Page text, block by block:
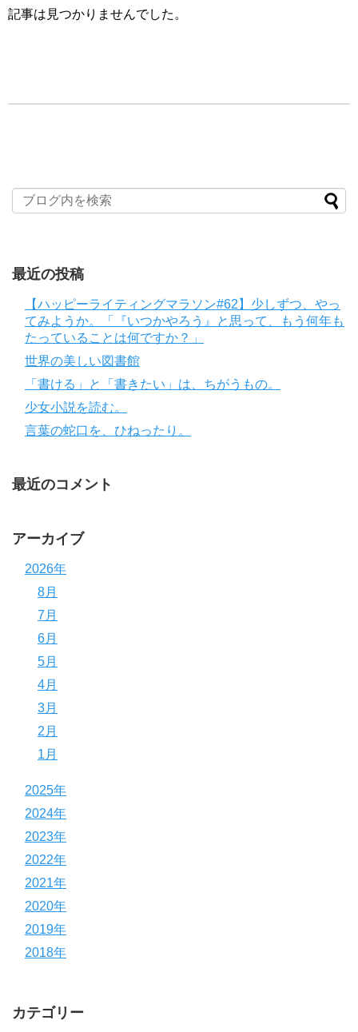
記事は見つかりませんでした。
最近の投稿
【ハッピーライティングマラソン#62】少しずつ、やっ
てみようか。「『いつかやろう』と思って、もう何年も
たっていることは何ですか？」
世界の美しい図書館
「書ける」と「書きたい」は、ちがうもの。
少女小説を読む。
言葉の蛇口を、ひねったり。
最近のコメント
アーカイブ
2026年
8月
7月
6月
5月
4月
3月
2月
1月
2025年
2024年
2023年
2022年
2021年
2020年
2019年
2018年
カテゴリー